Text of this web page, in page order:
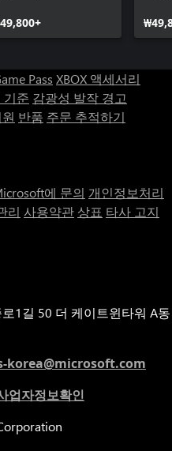
Pass XBOX 액세서리
기준 감광성 발작 경고
반품 주문 추적하기
에 문의 개인정보처리
리 사용약관 상표 타사 고지
1길 50 더 케이트윈타워 A동
korea@microsoft.com
업자정보확인